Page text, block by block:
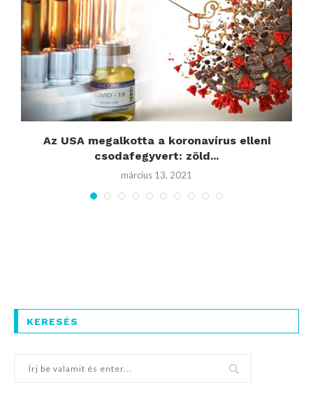
Az USA megalkotta a koronavírus elleni
csodafegyvert: zöld...
március 13, 2021
KERESÉS